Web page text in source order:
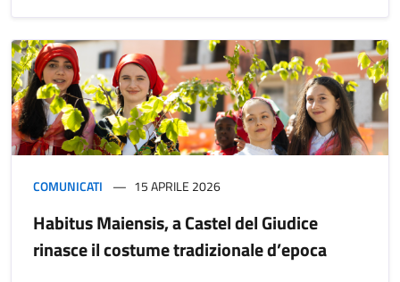
COMUNICATI 15 APRILE 2026
Habitus Maiensis, a Castel del Giudice
rinasce il costume tradizionale d’epoca